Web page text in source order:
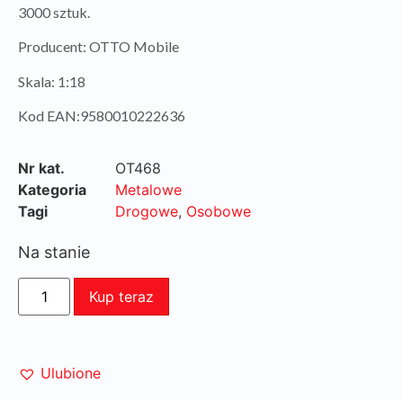
3000 sztuk.
Producent: OTTO Mobile
Skala: 1:18
Kod EAN:9580010222636
Nr kat.
OT468
Kategoria
Metalowe
Tagi
Drogowe, Osobowe
Na stanie
Kup teraz
Ulubione